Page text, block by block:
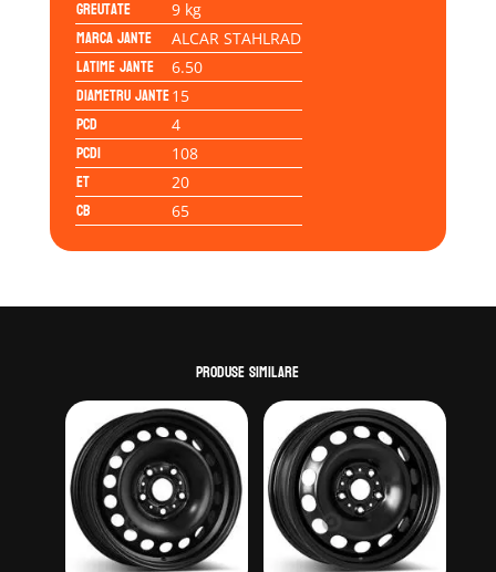
Greutate 9 kg
Marca jante ALCAR STAHLRAD
Latime jante 6.50
Diametru jante15
PCD 4
PCD1 108
ET 20
CB 65
Produse similare